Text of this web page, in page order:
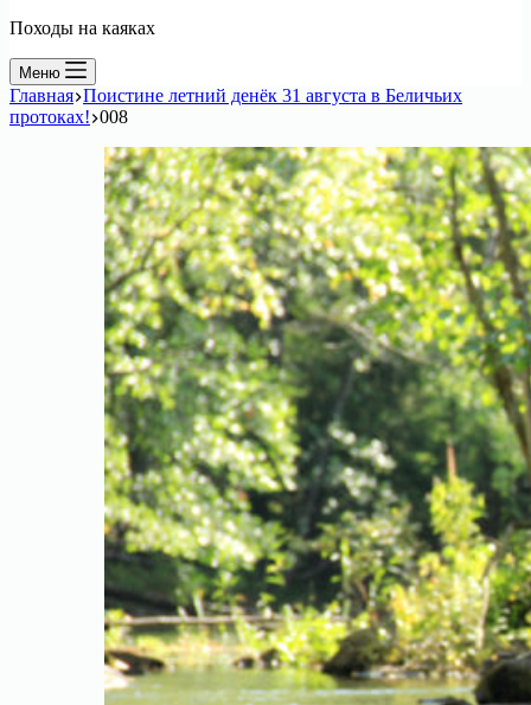
Походы на каяках
Меню
Главная Поистине летний денёк 31 августа в Беличьих
протоках! 008